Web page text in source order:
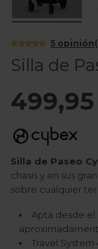
5
Silla de
Silla de Paseo
chasis y en sus
sobre cualquier
Apta desde el
Travel System